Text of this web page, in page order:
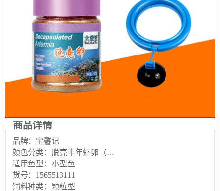
商品详情
品牌：宝馨记
颜色分类：脱壳丰年虾卵（约40g）送喂食圈 金装脱壳丰年虾卵60g送喂食圈 脱壳丰年虾卵80g喂食圈+喂食勺 脱壳丰年虾卵160g喂食圈+喂食勺
适用鱼型：小型鱼
货号：1565513111
饲料种类：颗粒型